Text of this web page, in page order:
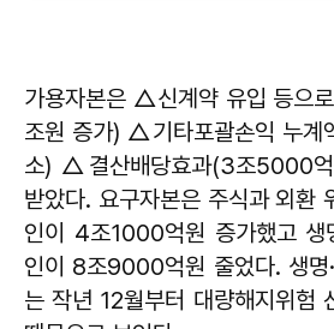
가용자본은 △신계약 유입 등으
조원 증가) △기타포괄손익 누
소) △결산배당효과(3조5000
받았다. 요구자본은 주식과 외환
인이 4조1000억원 증가했고 생
인이 8조9000억원 줄었다. 생명
는 작년 12월부터 대량해지위험